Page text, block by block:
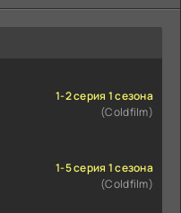
1-2 серия 1 сезона
(Coldfilm)
1-5 серия 1 сезона
(Coldfilm)